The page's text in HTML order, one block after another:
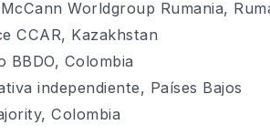
Worldgroup Rumania,
CCAR, Kazakhstan
BBDO, Colombia
independiente, Países Bajos
Colombia